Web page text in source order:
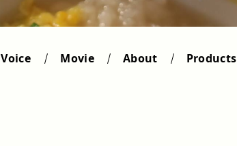
Voice Movie About Products